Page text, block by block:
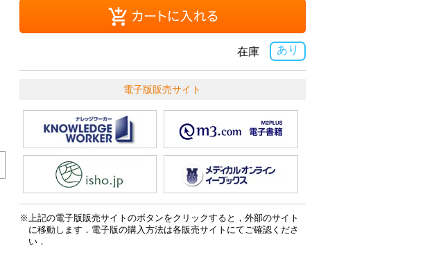
あり
在庫
電子版販売サイト
上記の電子版販売サイトのボタンをクリックすると，外部のサイト
に移動します．電子版の購入方法は各販売サイトにてご確認くださ
い．